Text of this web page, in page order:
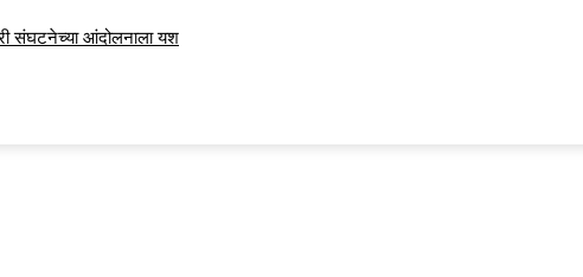
संघटनेच्या आंदोलनाला यश